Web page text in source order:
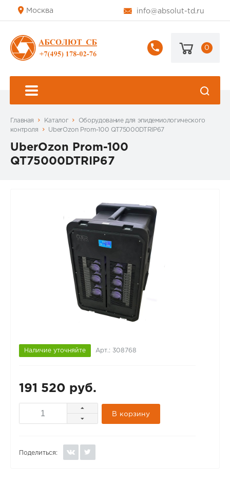
Москва info@absolut-td.ru
+7
178-
0
Главная Каталог
Оборудование для эпидемиологического
контроля
UberOzon Prom-100 QT75000DTRIP67
UberOzon Prom-100
QT75000DTRIP67
Наличие уточняйте Арт.: 308768
191 520 руб.
В корзину
Поделиться: